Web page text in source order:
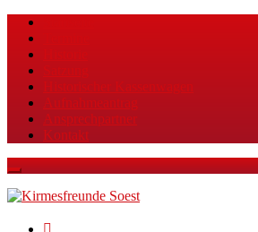
Historischer Kassenwagen
Aufnahmeantrag
Ansprechpartner
Kontakt